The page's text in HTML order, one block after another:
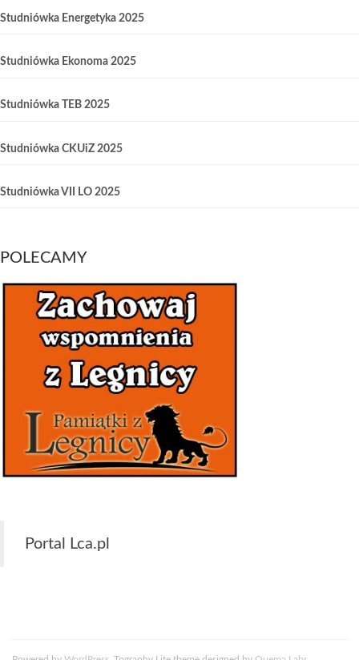
Studniówka Energetyka 2025
Studniówka Ekonoma 2025
Studniówka TEB 2025
Studniówka CKUiZ 2025
Studniówka VII LO 2025
POLECAMY
Portal Lca.pl